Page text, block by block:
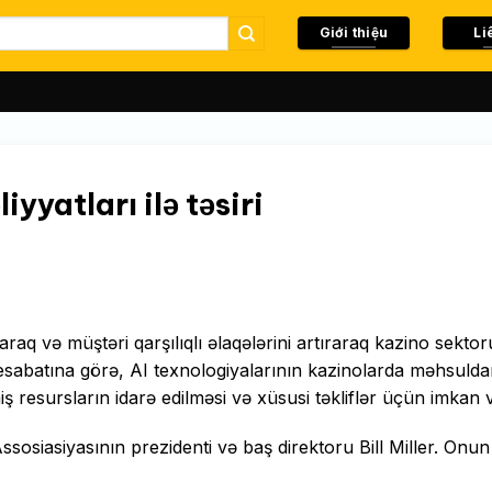
Giới thiệu
ilə təsiri
və müştəri qarşılıqlı əlaqələrini artıraraq kazino
görə, AI texnologiyalarının kazinolarda
resursların idarə edilməsi və xüsusi təkliflər üçün imkan
prezidenti və baş direktoru Bill Miller. Onun